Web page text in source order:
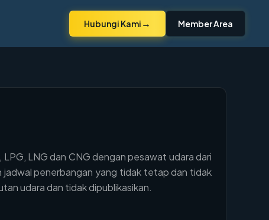
Hubungi Kami → Member Area
LNG dan CNG dengan pesawat udara dari
jadwal penerbangan yang tidak tetap dan tidak
udara dan tidak dipublikasikan.